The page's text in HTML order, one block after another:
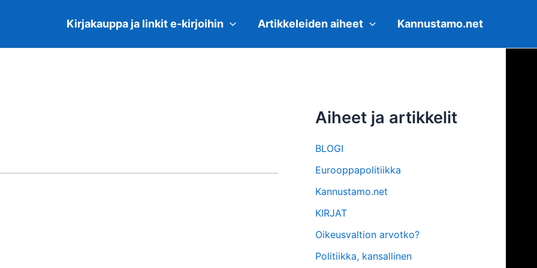
Kirjakauppa ja linkit e-kirjoihin Artikkeleiden aiheet Kannustamo.net
Aiheet ja artikkelit
BLOGI
Eurooppapolitiikka
Kannustamo.net
KIRJAT
Oikeusvaltion arvotko?
Politiikka, kansallinen